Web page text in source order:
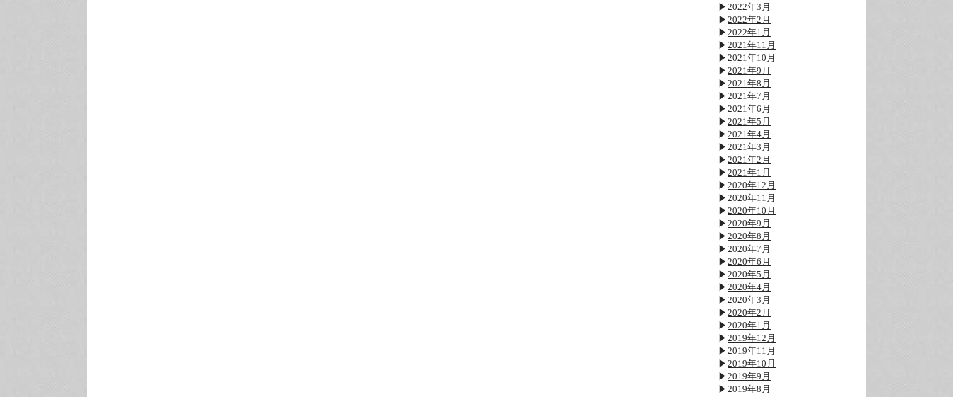
2022年3月
2022年2月
2022年1月
2021年11月
2021年10月
2021年9月
2021年8月
2021年7月
2021年6月
2021年5月
2021年4月
2021年3月
2021年2月
2021年1月
2020年12月
2020年11月
2020年10月
2020年9月
2020年8月
2020年7月
2020年6月
2020年5月
2020年4月
2020年3月
2020年2月
2020年1月
2019年12月
2019年11月
2019年10月
2019年9月
2019年8月